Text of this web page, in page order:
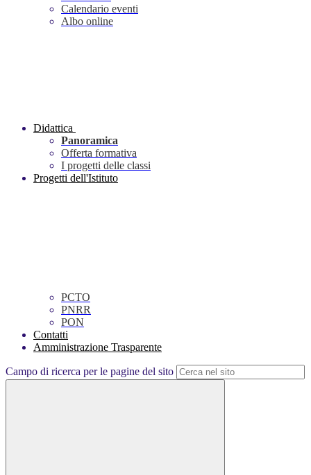
Calendario eventi
Albo online
Didattica
Panoramica
Offerta formativa
I progetti delle classi
Progetti dell'Istituto
PCTO
PNRR
PON
Contatti
Amministrazione Trasparente
Campo di ricerca per le pagine del sito